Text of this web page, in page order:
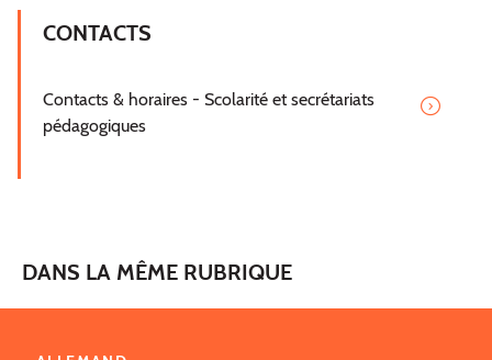
CONTACTS
Contacts & horaires - Scolarité et secrétariats
pédagogiques
DANS LA MÊME RUBRIQUE